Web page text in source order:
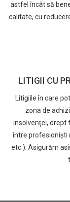
astfel încât să
calitate, cu
LITIGII CU
Litigiile în care
zona de
insolvenţei, drept
între profesionişti
etc.). Asigurăm